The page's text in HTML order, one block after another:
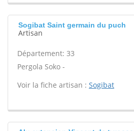
Sogibat Saint germain du puch
Artisan
Département: 33
Pergola Soko -
Voir la fiche artisan : Sogibat